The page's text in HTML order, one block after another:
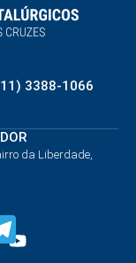
3388-1066
da Liberdade,